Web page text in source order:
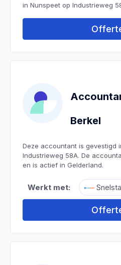
in Nunspeet op Industrieweg
Berkel
Deze accountant is gevestigd
Industrieweg 58A. De
en is actief in Gelderland.
Werkt met: